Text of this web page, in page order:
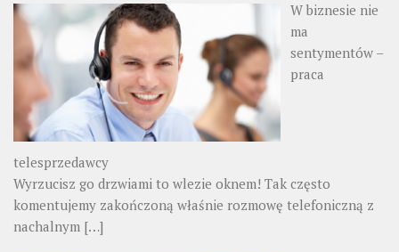
W biznesie nie
ma
sentymentów –
praca
telesprzedawcy
Wyrzucisz go drzwiami to wlezie oknem! Tak często
komentujemy zakończoną właśnie rozmowę telefoniczną z
nachalnym […]